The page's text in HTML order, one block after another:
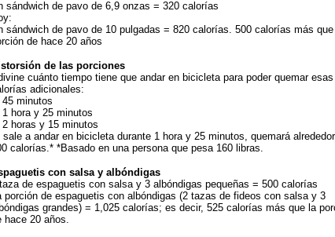
sándwich de pavo de 6,9 onzas = 320 calorías
sándwich de pavo de 10 pulgadas = 820 calorías. 500 calorías más
de hace 20 años
de las porciones
cuánto tiempo tiene que andar en bicicleta para poder quemar
adicionales:
45 minutos
1 hora y 25 minutos
2 horas y 15 minutos
sale a andar en bicicleta durante 1 hora y 25 minutos, quemará
calorías.* *Basado en una persona que pesa 160 libras.
con salsa y albóndigas
de espaguetis con salsa y 3 albóndigas pequeñas = 500 calorías
porción de espaguetis con albóndigas (2 tazas de fideos con salsa y 3
grandes) = 1,025 calorías; es decir, 525 calorías más que la
hace 20 años.